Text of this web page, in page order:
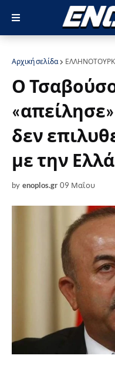
Αρχική σελίδα
Ο
δεν
με την
by enoplos.gr 09 Μαΐου